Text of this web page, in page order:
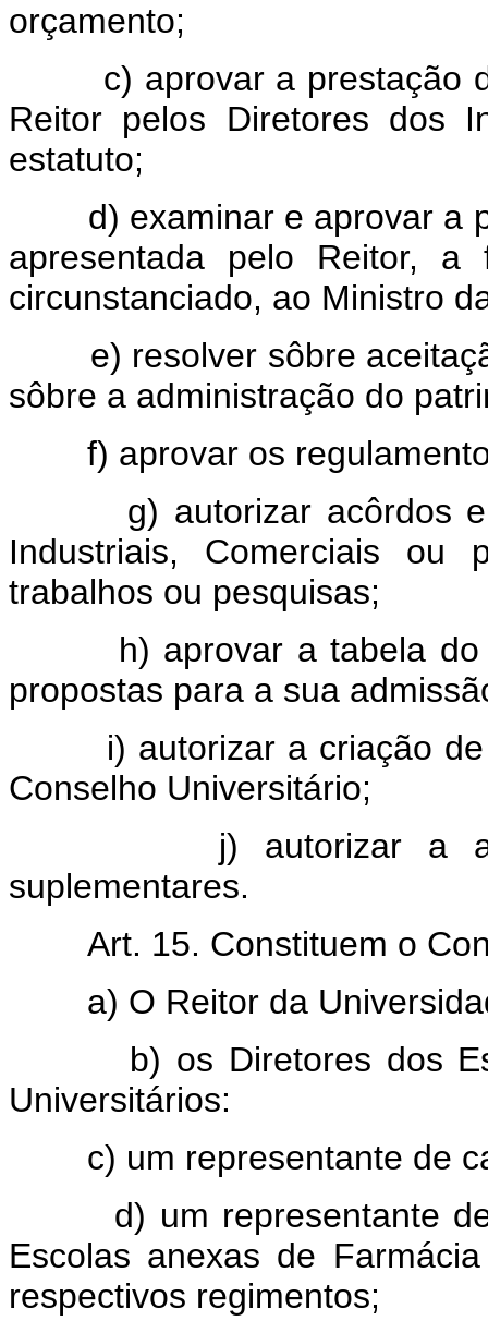
orçamento;
c) aprovar a prestação
Reitor pelos Diretores dos
estatuto;
d) examinar e aprovar a
apresentada pelo Reitor,
circunstanciado, ao Ministro
e) resolver sôbre
sôbre a administração do
f) aprovar os
g) autorizar acôrdos
Industriais, Comerciais ou
trabalhos ou pesquisas;
h) aprovar a tabela do
propostas para a sua
i) autorizar a criação de
Conselho Universitário;
j) autorizar a
suplementares.
Art. 15. Constituem o
a) O Reitor da
b) os Diretores dos
Universitários:
c) um representante de
d) um representante de
Escolas anexas de
respectivos regimentos;